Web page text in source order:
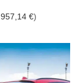
957,14 €)